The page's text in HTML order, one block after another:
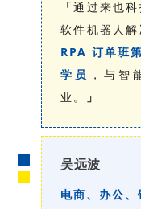
「通过来也
软件机器人
RPA 订单班
学员 ，与智
业。
」
吴远波
电商、办公、